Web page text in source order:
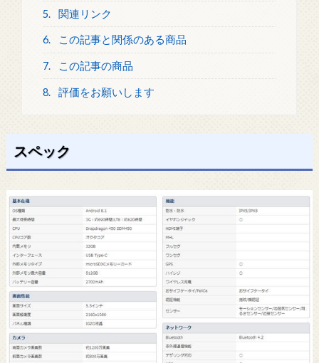
5. 関連リンク
6. この記事と関係のある商品
7. この記事の商品
8. 評価をお願いします
スペック